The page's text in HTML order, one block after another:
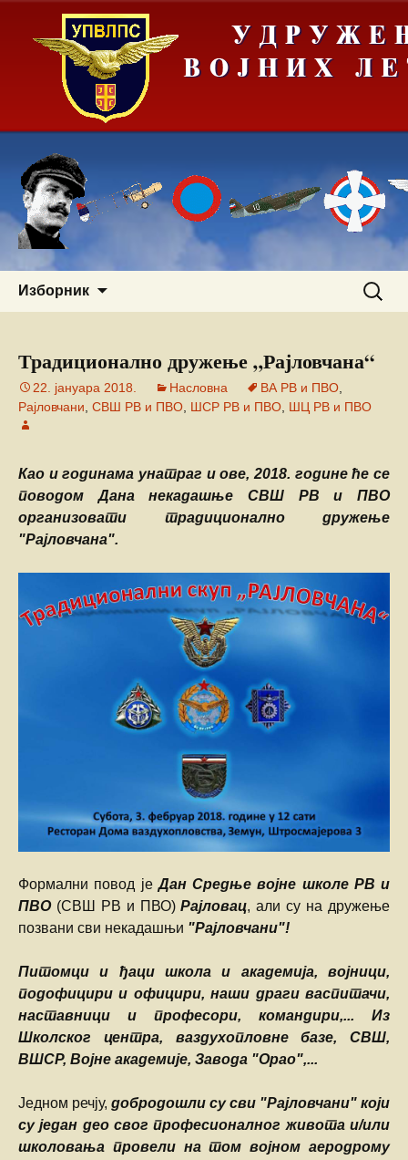
Изборник
Традиционално дружење „Рајловчана“
22. јануара 2018. Насловна ВА РВ и ПВО
Рајловчани СВШ РВ и ПВО ШСР РВ и ПВО ШЦ РВ и ПВО
Као и годинама унатраг и ове, 2018. године ће се
поводом Дана некадашње СВШ РВ и ПВО
организовати традиционално дружење
"Рајловчана".
Формални повод јеДан Средње војне школе РВ и
ПВО(СВШ РВ и ПВО)Рајловац, али су на дружење
позвани сви некадашњи "Рајловчани"!
Питомци и ђаци школа и академија, војници,
подофицири и официри, наши драги васпитачи,
наставници и професори, командири,... Из
Школског центра, ваздухопловне базе, СВШ,
ВШСР, Војне академије, Завода "Орао",...
Једном речју, добродошли су сви "Рајловчани" који
су један део свог професионалног живота и/или
школовања провели на том војном аеродрому